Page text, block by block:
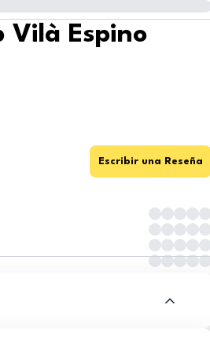
Vilà Espino
Escribir una Reseña